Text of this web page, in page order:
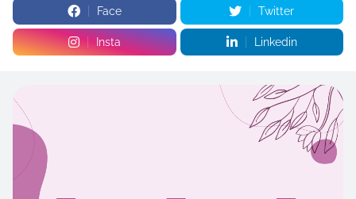
Face Twitter
Insta Linkedin